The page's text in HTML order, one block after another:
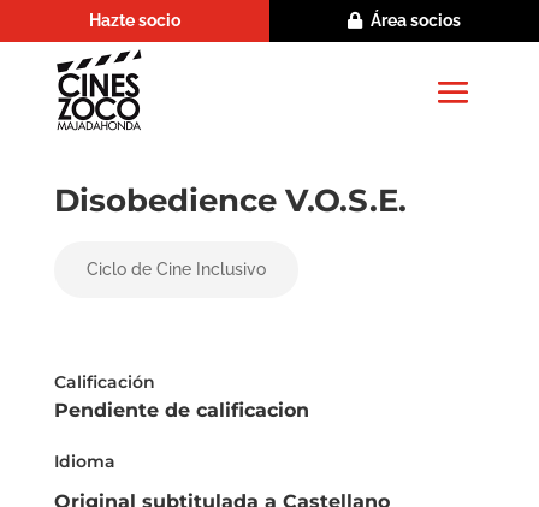
Hazte socio Área socios
Disobedience V.O.S.E.
Ciclo de Cine Inclusivo
Calificación
Pendiente de calificacion
Idioma
Original subtitulada a Castellano